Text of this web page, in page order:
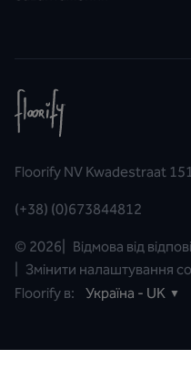
Floorify NV Kwadestraat
(+38) (0)673844812
© 2026 Відмова від
Змінити налаштування
Floorify в:
Україна - UK ▼